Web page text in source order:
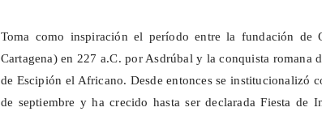
Toma como inspiración el período entre la fundación de
Cartagena) en 227 a.C. por Asdrúbal y la conquista romana
de Escipión el Africano. Desde entonces se institucionalizó
de septiembre y ha crecido hasta ser declarada Fiesta de